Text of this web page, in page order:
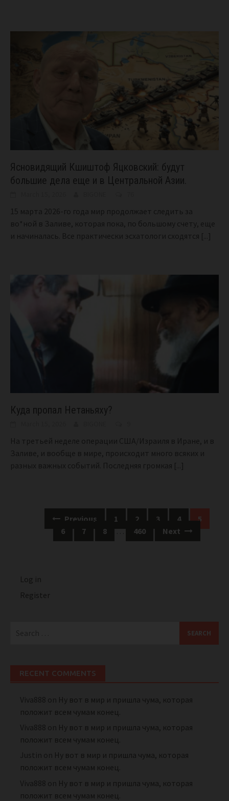
Ясновидящий Кшиштоф Яцковский: будут
большие дела еще и в Центральной Азии.
15 марта 2026-го года мир продолжает следить за
во*ной в Заливе, которая пока, по большому счету, еще
и начиналась. Все практически эсхатологи сходятся [...]
Куда пропал Нетаньяху?
На третьей неделе операции США/Израиля в Иране, и в
Заливе, и вообще в мире, происходит много всяких и
разных важных событий. Последняя громкая [...]
navigation
Previous 1 2 3 4
5
6
7 8 … 460 Next
Log in
Register
RECENT COMMENTS
Viva888 on Ну вот в мир и пришла чума, которая
положит всем чумам конец.
Viva888 on Ну вот в мир и пришла чума, которая
положит всем чумам конец.
Justin on Ну вот в мир и пришла чума, которая
положит всем чумам конец.
Viva888 on Ну вот в мир и пришла чума, которая
положит всем чумам конец.